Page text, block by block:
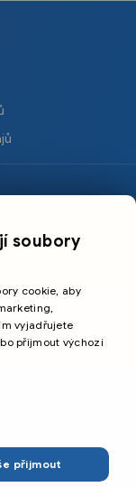
soubory
cookie, aby
vyjadřujete
přijmout výchozí
přijmout